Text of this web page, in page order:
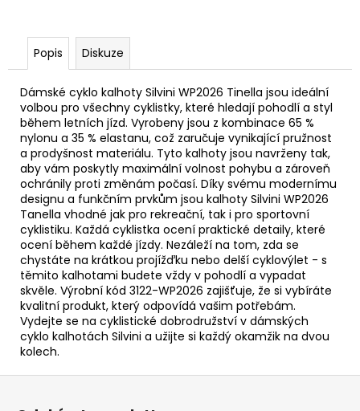
Popis Diskuze
Dámské cyklo kalhoty Silvini WP2026 Tinella jsou ideální
volbou pro všechny cyklistky, které hledají pohodlí a styl
během letních jízd. Vyrobeny jsou z kombinace 65 %
nylonu a 35 % elastanu, což zaručuje vynikající pružnost
a prodyšnost materiálu. Tyto kalhoty jsou navrženy tak,
aby vám poskytly maximální volnost pohybu a zároveň
ochránily proti změnám počasí. Díky svému modernímu
designu a funkčním prvkům jsou kalhoty Silvini WP2026
Tanella vhodné jak pro rekreační, tak i pro sportovní
cyklistiku. Každá cyklistka ocení praktické detaily, které
ocení během každé jízdy. Nezáleží na tom, zda se
chystáte na krátkou projížďku nebo delší cyklovýlet - s
těmito kalhotami budete vždy v pohodlí a vypadat
skvěle. Výrobní kód 3122-WP2026 zajišťuje, že si vybíráte
kvalitní produkt, který odpovídá vašim potřebám.
Vydejte se na cyklistické dobrodružství v dámských
cyklo kalhotách Silvini a užijte si každý okamžik na dvou
kolech.
Z